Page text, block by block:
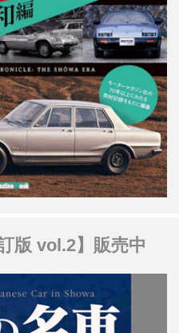
版 vol.2】販売中